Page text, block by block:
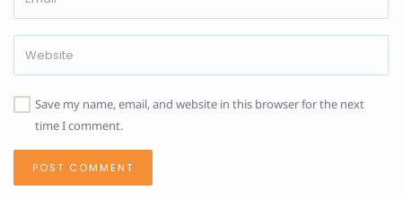
Save my name, email, and website in this browser for the next
time I comment.